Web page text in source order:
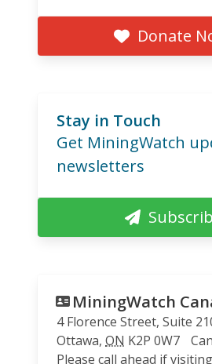
Donate
Stay in Touch
Get MiningWatch
newsletters
MiningWatch
4 Florence Street, Suite
Ottawa, ON K2P 0W7
Please call ahead if